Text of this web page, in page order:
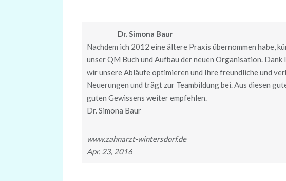
Dr. Simona Baur
Nachdem ich 2012 eine ältere Praxis übernommen habe,
unser QM Buch und Aufbau der neuen Organisation.
wir unsere Abläufe optimieren und Ihre freundliche und
Neuerungen und trägt zur Teambildung bei. Aus diesen
guten Gewissens weiter empfehlen.
Dr. Simona Baur
www.zahnarzt-wintersdorf.de
Apr. 23, 2016